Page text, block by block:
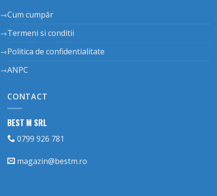
Cum cumpăr
Termeni si conditii
Politica de confidentialitate
ANPC
CONTACT
BEST M SRL
0799 926 781
magazin@bestm.ro